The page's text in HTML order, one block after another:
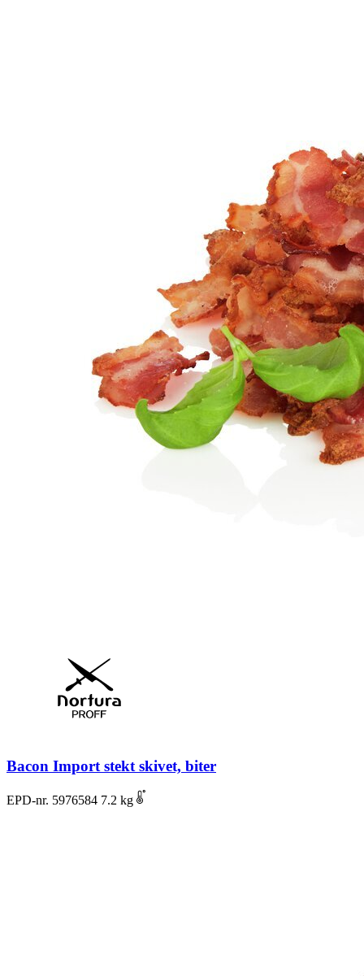
Bacon Import stekt skivet, biter
EPD-nr. 5976584 7.2 kg